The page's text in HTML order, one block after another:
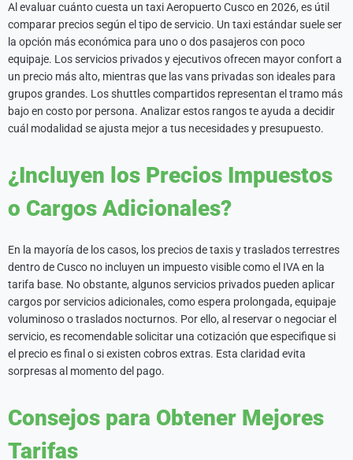
Al evaluar cuánto cuesta un taxi Aeropuerto Cusco en 2026, es útil
comparar precios según el tipo de servicio. Un taxi estándar suele ser
la opción más económica para uno o dos pasajeros con poco
equipaje. Los servicios privados y ejecutivos ofrecen mayor confort a
un precio más alto, mientras que las vans privadas son ideales para
grupos grandes. Los shuttles compartidos representan el tramo más
bajo en costo por persona. Analizar estos rangos te ayuda a decidir
cuál modalidad se ajusta mejor a tus necesidades y presupuesto.
¿Incluyen los Precios Impuestos
o Cargos Adicionales?
En la mayoría de los casos, los precios de taxis y traslados terrestres
dentro de Cusco no incluyen un impuesto visible como el IVA en la
tarifa base. No obstante, algunos servicios privados pueden aplicar
cargos por servicios adicionales, como espera prolongada, equipaje
voluminoso o traslados nocturnos. Por ello, al reservar o negociar el
servicio, es recomendable solicitar una cotización que especifique si
el precio es final o si existen cobros extras. Esta claridad evita
sorpresas al momento del pago.
Consejos para Obtener Mejores
Tarifas